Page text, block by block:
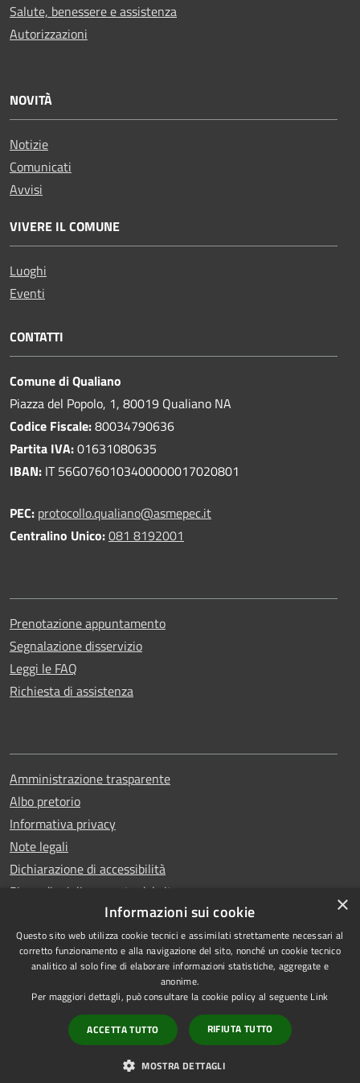
Salute, benessere e assistenza
Autorizzazioni
NOVITÀ
Notizie
Comunicati
Avvisi
VIVERE IL COMUNE
Luoghi
Eventi
CONTATTI
Comune di Qualiano
Piazza del Popolo, 1, 80019 Qualiano NA
Codice Fiscale:80034790636
Partita IVA:01631080635
IBAN: IT 56G0760103400000017020801
PEC: protocollo.qualiano@asmepec.it
Centralino Unico:081 8192001
Prenotazione appuntamento
Segnalazione disservizio
Leggi le FAQ
Richiesta di assistenza
Amministrazione trasparente
Albo pretorio
Informativa privacy
Note legali
Dichiarazione di accessibilità
Piano di miglioramento del sito
RSS
Accessibilità
Copyright © 2026 • Comune di
Qualiano • Powered by
Municipium•Accesso
redazione
×
Informazioni sui cookie
Questo sito web utilizza cookie tecnici e assimilati strettamente necessari al
corretto funzionamento e alla navigazione del sito, nonché un cookie tecnico
analitico al solo fine di elaborare informazioni statistiche, aggregate e
anonime.
Per maggiori dettagli, può consultare la cookie policy al seguente Link
ACCETTA TUTTO RIFIUTA TUTTO
MOSTRA DETTAGLI